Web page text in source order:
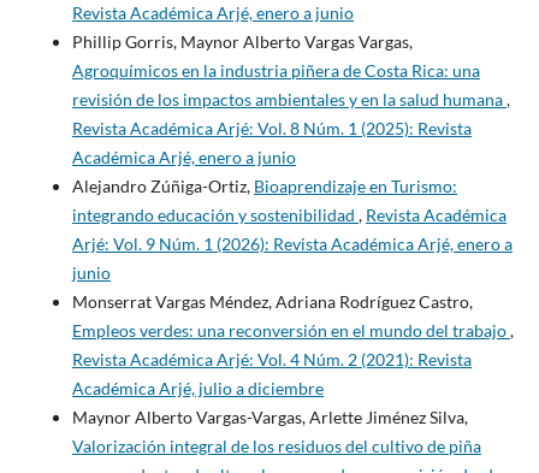
Revista Académica Arjé, enero a junio
Phillip Gorris, Maynor Alberto Vargas Vargas,
Agroquímicos en la industria piñera de Costa Rica: una
revisión de los impactos ambientales y en la salud humana,
Revista Académica Arjé: Vol. 8 Núm. 1 (2025): Revista
Académica Arjé, enero a junio
Alejandro Zúñiga-Ortiz, Bioaprendizaje en Turismo:
integrando educación y sostenibilidad , Revista Académica
Arjé: Vol. 9 Núm. 1 (2026): Revista Académica Arjé, enero a
junio
Monserrat Vargas Méndez, Adriana Rodríguez Castro,
Empleos verdes: una reconversión en el mundo del trabajo,
Revista Académica Arjé: Vol. 4 Núm. 2 (2021): Revista
Académica Arjé, julio a diciembre
Maynor Alberto Vargas-Vargas, Arlette Jiménez Silva,
Valorización integral de los residuos del cultivo de piña